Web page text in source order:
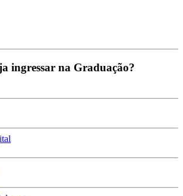
ingressar na Graduação?